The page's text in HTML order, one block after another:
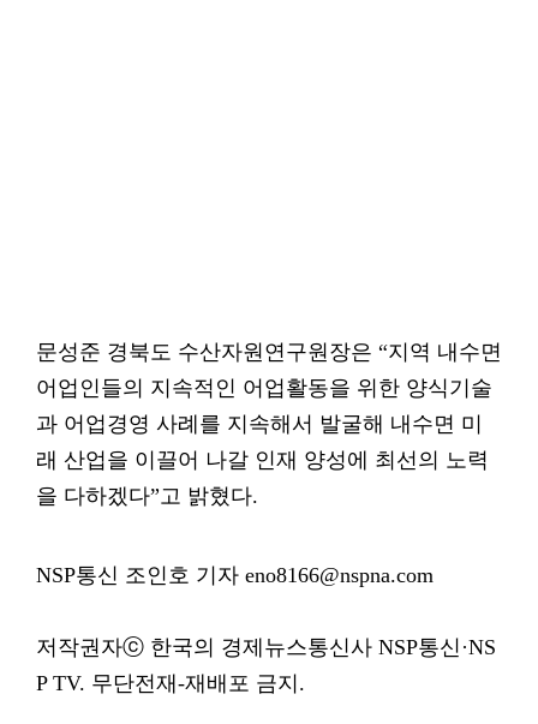
문성준 경북도 수산자원연구원장은 “지역 내수면
어업인들의 지속적인 어업활동을 위한 양식기술
과 어업경영 사례를 지속해서 발굴해 내수면 미
래 산업을 이끌어 나갈 인재 양성에 최선의 노력
을 다하겠다”고 밝혔다.
NSP통신 조인호 기자 eno8166@nspna.com
저작권자ⓒ 한국의 경제뉴스통신사 NSP통신·NS
P TV. 무단전재-재배포 금지.